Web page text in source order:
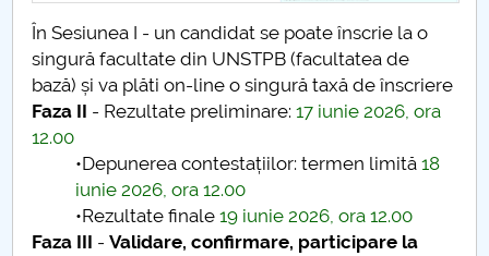
În Sesiunea I - un candidat se poate înscrie la o
singură facultate din UNSTPB (facultatea de
bază) și va plăti on-line o singură taxă de înscriere
Faza II - Rezultate preliminare:17 iunie 2026, ora
12.00
•Depunerea contestațiilor: termen limită18
iunie 2026, ora 12.00
•Rezultate finale19 iunie 2026, ora 12.00
Faza III -Validare, confirmare, participare la